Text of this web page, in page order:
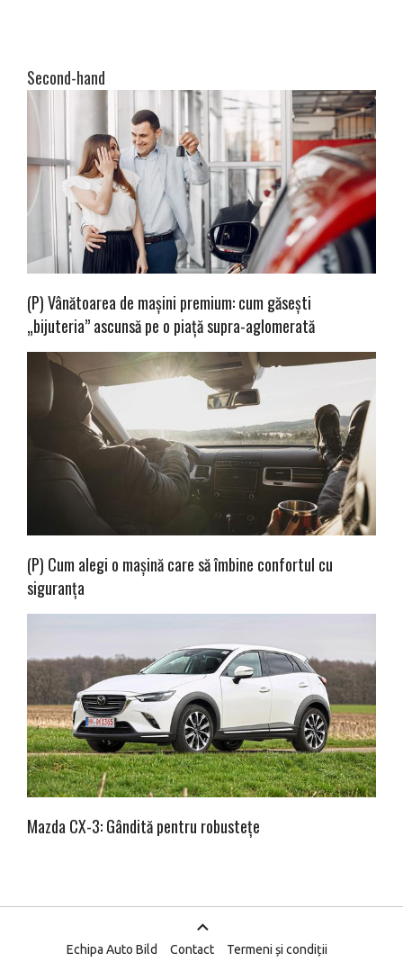
Second-hand
(P) Vânătoarea de mașini premium: cum găsești
„bijuteria” ascunsă pe o piață supra-aglomerată
(P) Cum alegi o mașină care să îmbine confortul cu
siguranța
Mazda CX-3: Gândită pentru robustețe
Echipa Auto Bild Contact Termeni și condiții